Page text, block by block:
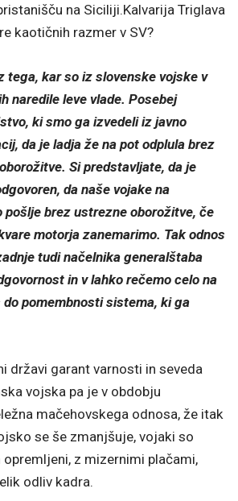
na Siciliji.Kalvarija Triglava
kaotičnih razmer v SV?
tega, kar so iz slovenske vojske v
naredile leve vlade. Posebej
ki smo ga izvedeli iz javno
da je ladja že na pot odplula brez
Si predstavljate, da je
da naše vojake na
pošlje brez ustrezne oborožitve, če
motorja zanemarimo. Tak odnos
tudi načelnika generalštaba
in v lahko rečemo celo na
pomembnosti sistema, ki ga
državi garant varnosti in seveda
vojska pa je v obdobju
mačehovskega odnosa, že itak
se še zmanjšuje, vojaki so
z mizernimi plačami,
odliv kadra.